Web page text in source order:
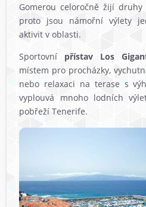
Gomerou celoročně žijí
proto jsou námořní výlety
aktivit v oblasti.
Sportovní přístav Los
místem pro procházky,
nebo relaxaci na terase s
vyplouvá mnoho lodních
pobřeží Tenerife.